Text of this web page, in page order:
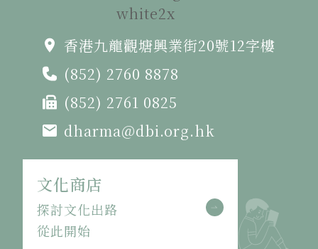
香港九龍觀塘興業街20號12字樓
(852) 2760 8878
(852) 2761 0825
dharma@dbi.org.hk
文化商店
探討文化出路
從此開始